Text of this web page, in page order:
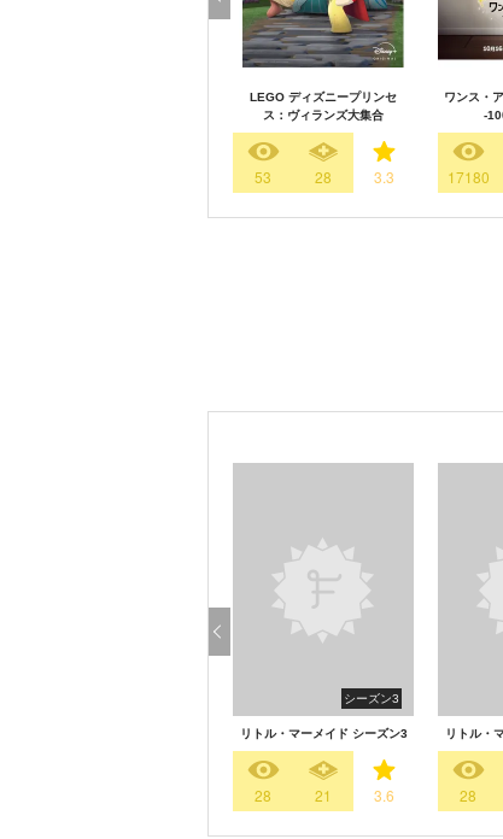
LEGO ディズニープリンセ
ス：ヴィランズ大集合
53 28 3.3
ワンス・
-
17180
シーズン3
リトル・マーメイド シーズン3
28 21 3.6
リトル・
28